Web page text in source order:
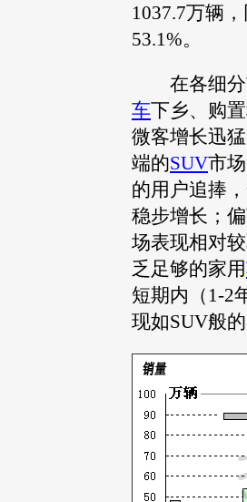
1037.7万辆
53.1%。
在各细分
车下乡、购
微客增长迅
端的SUV市
的用户追捧
稳步增长；
场表现相对
乏足够的家用
短期内（1-2
现如SUV般